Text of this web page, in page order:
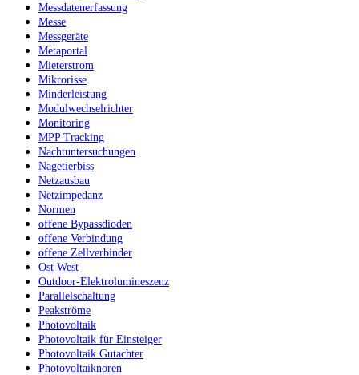
Messdatenerfassung
Messe
Messgeräte
Metaportal
Mieterstrom
Mikrorisse
Minderleistung
Modulwechselrichter
Monitoring
MPP Tracking
Nachtuntersuchungen
Nagetierbiss
Netzausbau
Netzimpedanz
Normen
offene Bypassdioden
offene Verbindung
offene Zellverbinder
Ost West
Outdoor-Elektrolumineszenz
Parallelschaltung
Peakströme
Photovoltaik
Photovoltaik für Einsteiger
Photovoltaik Gutachter
Photovoltaiknoren